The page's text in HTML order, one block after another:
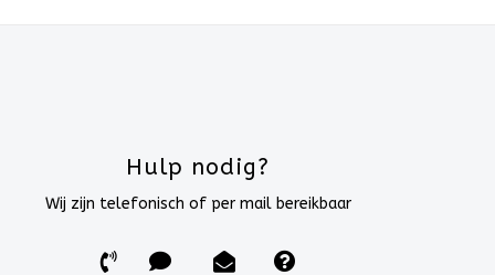
Hulp nodig?
Wij zijn telefonisch of per mail bereikbaar